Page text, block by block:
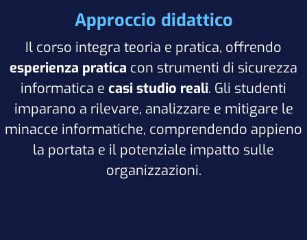
Approccio didattico
Il corso integra teoria e pratica, offrendo
esperienza pratica con strumenti di sicurezza
informatica e casi studio reali. Gli studenti
imparano a rilevare, analizzare e mitigare le
minacce informatiche, comprendendo appieno
la portata e il potenziale impatto sulle
organizzazioni.